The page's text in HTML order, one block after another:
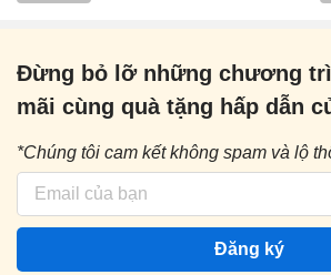
Đừng bỏ lỡ những chương
mãi cùng quà tặng hấp dẫn
*Chúng tôi cam kết không spam và lộ
Đăng ký